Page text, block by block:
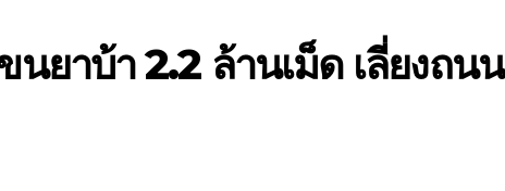
นยาบ้า 2.2 ล้านเม็ด เลี่ยงถนน